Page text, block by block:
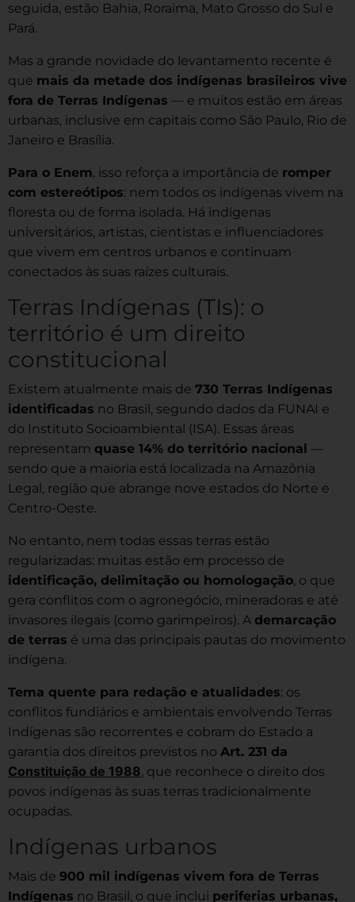
seguida, estão Bahia, Roraima, Mato Grosso do Sul e
Pará.
Mas a grande novidade do levantamento recente é
que mais da metade dos indígenas brasileiros vive
fora de Terras Indígenas — e muitos estão em áreas
urbanas, inclusive em capitais como São Paulo, Rio de
Janeiro e Brasília.
Para o Enem, isso reforça a importância de romper
com estereótipos: nem todos os indígenas vivem na
floresta ou de forma isolada. Há indígenas
universitários, artistas, cientistas e influenciadores
que vivem em centros urbanos e continuam
conectados às suas raízes culturais.
Terras Indígenas (TIs): o
território é um direito
constitucional
Existem atualmente mais de 730 Terras Indígenas
identificadas no Brasil, segundo dados da FUNAI e
do Instituto Socioambiental (ISA). Essas áreas
representam quase 14% do território nacional —
sendo que a maioria está localizada na Amazônia
Legal, região que abrange nove estados do Norte e
Centro-Oeste.
No entanto, nem todas essas terras estão
regularizadas: muitas estão em processo de
identificação, delimitação ou homologação, o que
gera conflitos com o agronegócio, mineradoras e até
invasores ilegais (como garimpeiros). A demarcação
de terras é uma das principais pautas do movimento
indígena.
Tema quente para redação e atualidades: os
conflitos fundiários e ambientais envolvendo Terras
Indígenas são recorrentes e cobram do Estado a
garantia dos direitos previstos no Art. 231 da
Constituição de 1988, que reconhece o direito dos
povos indígenas às suas terras tradicionalmente
ocupadas.
Indígenas urbanos
Mais de 900 mil indígenas vivem fora de Terras
Indígenas no Brasil, o que inclui periferias urbanas,